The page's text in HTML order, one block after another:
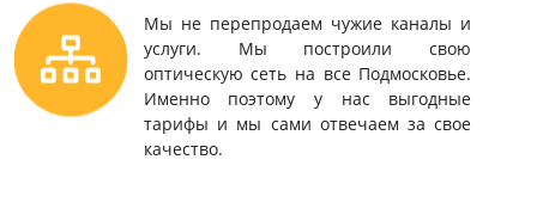
Мы не перепродаем чужие каналы и
услуги. Мы построили свою
оптическую сеть на все Подмосковье.
Именно поэтому у нас выгодные
тарифы и мы сами отвечаем за свое
качество.